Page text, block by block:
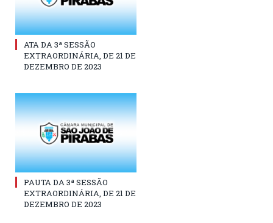
ATA DA 3ª SESSÃO
EXTRAORDINÁRIA, DE 21 DE
DEZEMBRO DE 2023
PAUTA DA 3ª SESSÃO
EXTRAORDINÁRIA, DE 21 DE
DEZEMBRO DE 2023